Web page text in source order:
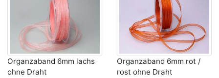
Organzaband 6mm lachs
ohne Draht
Organzaband 6mm rot /
rost ohne Draht